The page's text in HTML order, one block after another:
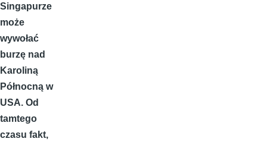
Singapurze
może
wywołać
burzę nad
Karoliną
Północną w
USA. Od
tamtego
czasu fakt,